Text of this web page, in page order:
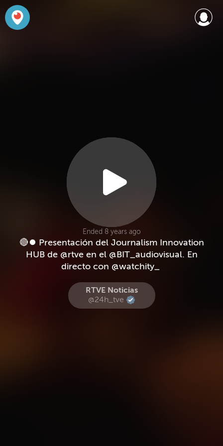
Ended 8 years ago
‪🔴⏺ Presentación del Journalism Innovation
HUB de @rtve en el @BIT_audiovisual. En
RTVE Noticias
@24h_tve